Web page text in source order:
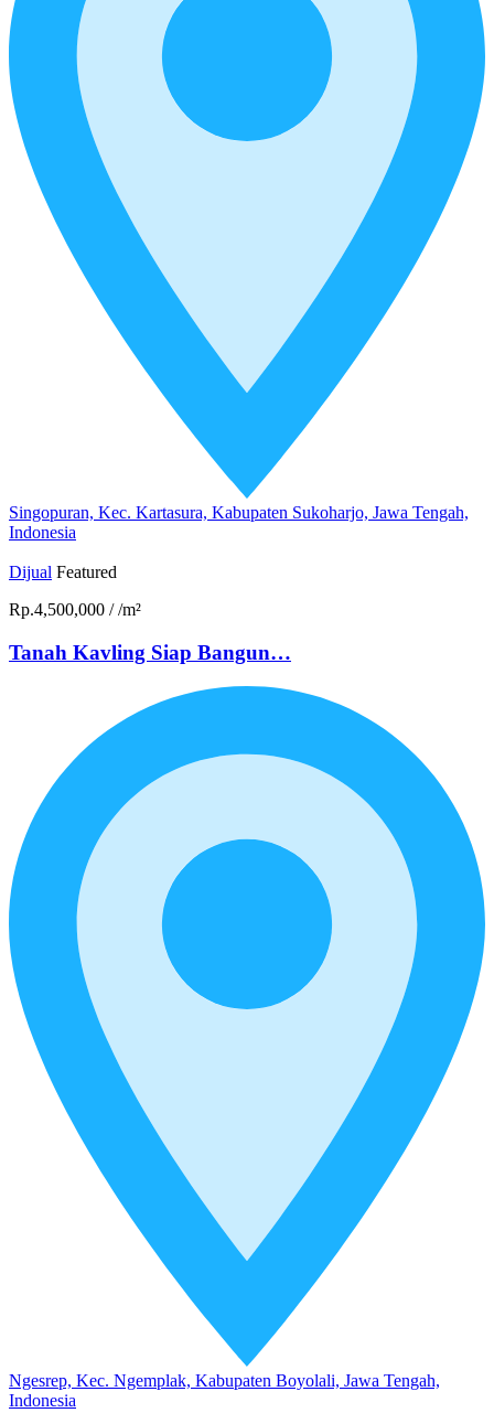
Singopuran, Kec. Kartasura, Kabupaten Sukoharjo, Jawa Tengah,
Indonesia
Dijual Featured
Rp.4,500,000 / /m²
Tanah Kavling Siap Bangun…
Ngesrep, Kec. Ngemplak, Kabupaten Boyolali, Jawa Tengah,
Indonesia